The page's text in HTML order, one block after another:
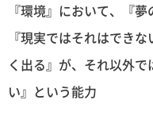
『環境』において、『
『現実ではそれはでき
く出る』が、それ以外
い』という能力